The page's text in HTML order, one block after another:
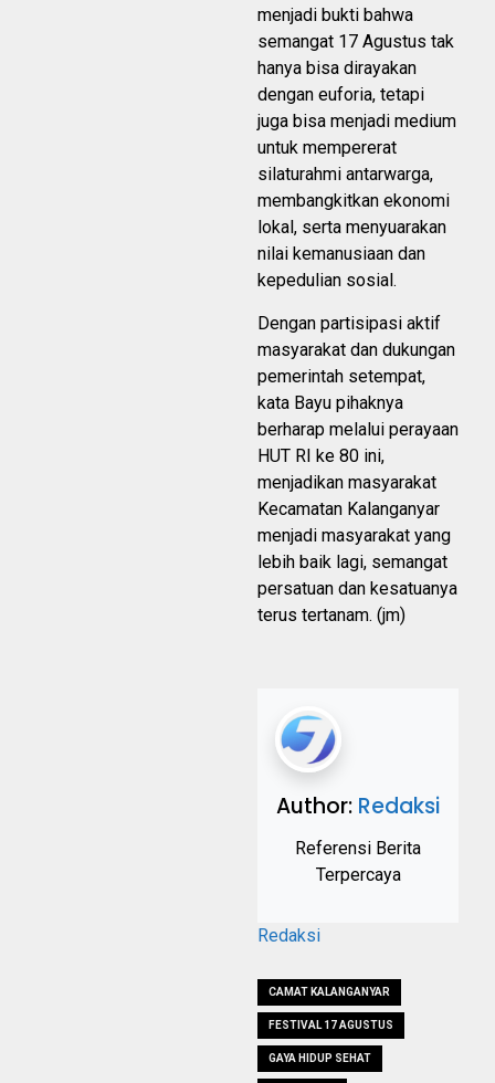
menjadi bukti bahwa
semangat 17 Agustus tak
hanya bisa dirayakan
dengan euforia, tetapi
juga bisa menjadi medium
untuk mempererat
silaturahmi antarwarga,
membangkitkan ekonomi
lokal, serta menyuarakan
nilai kemanusiaan dan
kepedulian sosial.
Dengan partisipasi aktif
masyarakat dan dukungan
pemerintah setempat,
kata Bayu pihaknya
berharap melalui perayaan
HUT RI ke 80 ini,
menjadikan masyarakat
Kecamatan Kalanganyar
menjadi masyarakat yang
lebih baik lagi, semangat
persatuan dan kesatuanya
terus tertanam. (jm)
Author: Redaksi
Referensi Berita
Terpercaya
Redaksi
CAMAT KALANGANYAR
FESTIVAL 17 AGUSTUS
GAYA HIDUP SEHAT